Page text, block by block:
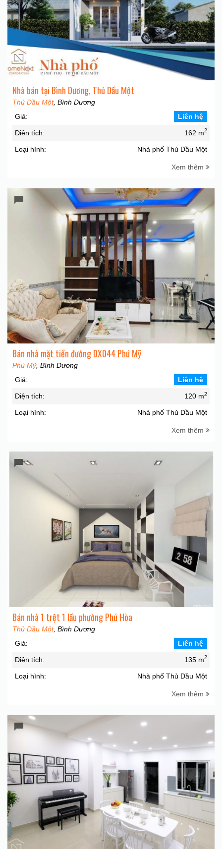
Nhà bán tại Bình Dương, Thủ Dầu Một
Thủ Dầu Một, Bình Dương
Giá:
Liên hệ
Diện tích: 162 m2
Loại hình: Nhà phố Thủ Dầu Một
Xem thêm
Bán nhà mặt tiền đường DX044 Phú Mỹ
Phú Mỹ, Bình Dương
Giá:
Liên hệ
Diện tích: 120 m2
Loại hình: Nhà phố Thủ Dầu Một
Xem thêm
Bán nhà 1 trệt 1 lầu phường Phú Hòa
Thủ Dầu Một, Bình Dương
Giá:
Liên hệ
Diện tích: 135 m2
Loại hình: Nhà phố Thủ Dầu Một
Xem thêm